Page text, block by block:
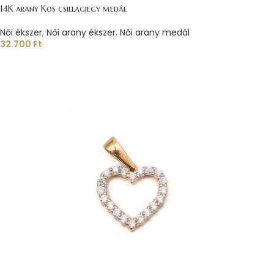
14K arany Kos csillagjegy medál
Női ékszer, Női arany ékszer, Női arany medál
32.700 Ft